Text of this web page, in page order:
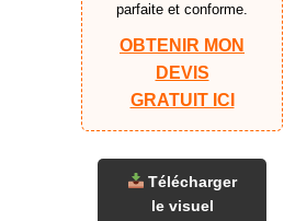
parfaite et conforme.
OBTENIR MON
DEVIS
GRATUIT ICI
Télécharger
le visuel